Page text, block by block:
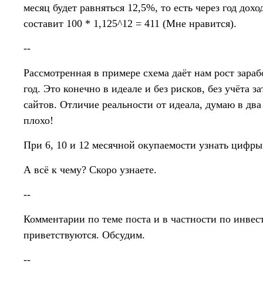
месяц будет равняться 12,5%, то есть через год
составит 100 * 1,125^12 = 411 (Мне нравится).
--
Рассмотренная в примере схема даёт нам рост
год. Это конечно в идеале и без рисков, без учёта
сайтов. Отличие реальности от идеала, думаю в
плохо!
При 6, 10 и 12 месячной окупаемости узнать
А всё к чему? Скоро узнаете.
--
Комментарии по теме поста и в частности по
приветствуются. Обсудим.
--